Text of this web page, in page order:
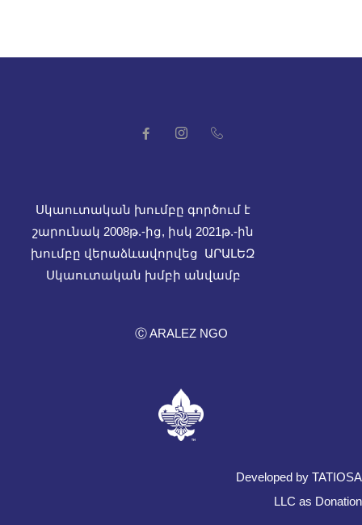
Սկաուտական խումբը գործում է
շարունակ 2008թ.-ից, իսկ 2021թ.-ին
խումբը վերաձևավորվեց ԱՐԱԼԵԶ
Սկաուտական խմբի անվամբ
Ⓒ ARALEZ NGO
Developed by TATIOSA
LLC as Donation